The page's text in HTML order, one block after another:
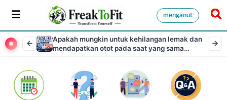
menganut
Apakah mungkin untuk kehilangan lemak dan
mendapatkan otot pada saat yang sama